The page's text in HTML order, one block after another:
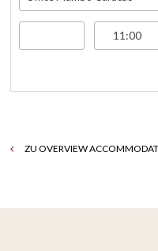
ZU OVERVIEW